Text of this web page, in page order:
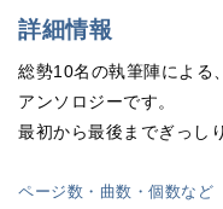
詳細情報
総勢10名の執筆陣による
アンソロジーです。
最初から最後までぎっし
ページ数・曲数・個数など